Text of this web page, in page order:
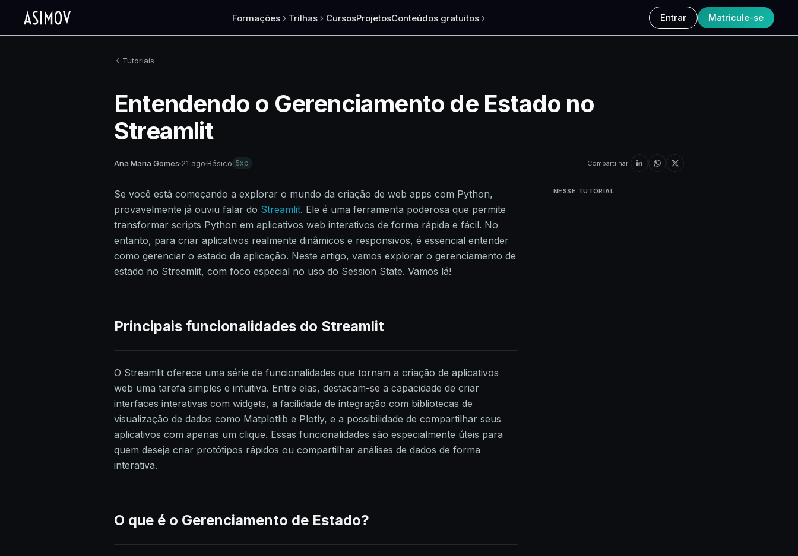
Formações Trilhas CursosProjetosConteúdos gratuitos Entrar Matricule-se
Tutoriais
Entendendo o Gerenciamento de Estado no
Streamlit
Ana Maria Gomes 21 ago Básico 5xp Compartilhar
Se você está começando a explorar o mundo da criação de web apps com Python,
provavelmente já ouviu falar do Streamlit. Ele é uma ferramenta poderosa que permite
transformar scripts Python em aplicativos web interativos de forma rápida e fácil. No
entanto, para criar aplicativos realmente dinâmicos e responsivos, é essencial entender
como gerenciar o estado da aplicação. Neste artigo, vamos explorar o gerenciamento de
estado no Streamlit, com foco especial no uso do Session State. Vamos lá!
Principais funcionalidades do Streamlit
O Streamlit oferece uma série de funcionalidades que tornam a criação de aplicativos
web uma tarefa simples e intuitiva. Entre elas, destacam-se a capacidade de criar
interfaces interativas com widgets, a facilidade de integração com bibliotecas de
visualização de dados como Matplotlib e Plotly, e a possibilidade de compartilhar seus
aplicativos com apenas um clique. Essas funcionalidades são especialmente úteis para
quem deseja criar protótipos rápidos ou compartilhar análises de dados de forma
interativa.
O que é o Gerenciamento de Estado?
NESSE TUTORIAL